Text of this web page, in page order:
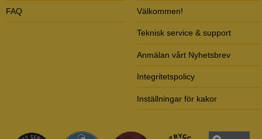
FAQ Välkommen!
Teknisk service & support
Anmälan vårt Nyhetsbrev
Integritetspolicy
Inställningar för kakor